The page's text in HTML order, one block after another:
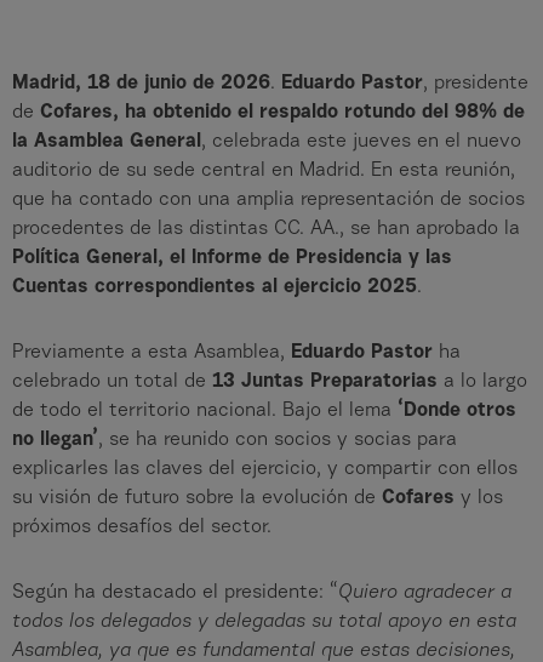
Madrid, 18 de junio de 2026. Eduardo Pastor, presidente
de Cofares, ha obtenido el respaldo rotundo del 98% de
la Asamblea General , celebrada este jueves en el nuevo
auditorio de su sede central en Madrid. En esta reunión,
que ha contado con una amplia representación de socios
procedentes de las distintas CC. AA., se han aprobado la
Política General, el Informe de Presidencia y las
Cuentas correspondientes al ejercicio 2025.
Previamente a esta Asamblea, Eduardo Pastor ha
celebrado un total de 13 Juntas Preparatorias a lo largo
de todo el territorio nacional. Bajo el lema ‘Donde otros
no llegan’, se ha reunido con socios y socias para
explicarles las claves del ejercicio, y compartir con ellos
su visión de futuro sobre la evolución de Cofares y los
próximos desafíos del sector.
Según ha destacado el presidente: “Quiero agradecer a
todos los delegados y delegadas su total apoyo en esta
Asamblea, ya que es fundamental que estas decisiones,